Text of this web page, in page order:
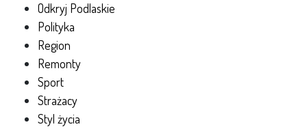
Odkryj Podlaskie
Polityka
Region
Remonty
Sport
Strażacy
Styl życia